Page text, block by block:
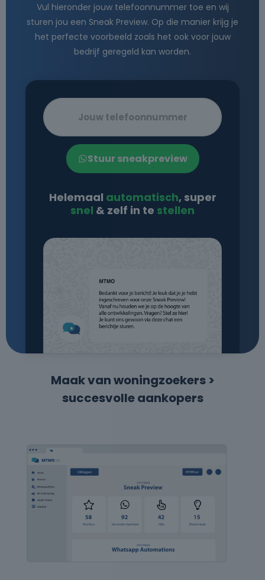
Vul hieronder jouw telefoonnummer toe en wij
sturen jou een Sneak Preview. Op die manier krijg je
het perfecte voorbeeld zoals het ook voor jouw
bedrijf geregeld kan worden.
Stuur sneakpreview
Helemaal automatisch, super
snel & zelf in te stellen
Maak van woningzoekers >
succesvolle aankopers